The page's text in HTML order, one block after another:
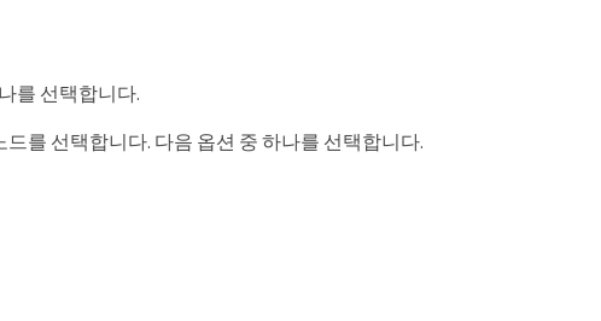
를 선택합니다.
를 선택합니다. 다음 옵션 중 하나를 선택합니다.